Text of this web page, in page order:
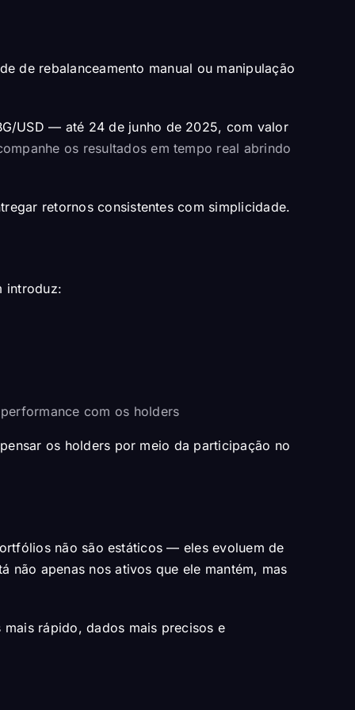
de rebalanceamento manual ou manipulação
USD — até 24 de junho de 2025, com valor
os resultados em tempo real abrindo
retornos consistentes com simplicidade.
introduz:
com os holders
os holders por meio da participação no
não são estáticos — eles evoluem de
apenas nos ativos que ele mantém, mas
rápido, dados mais precisos e